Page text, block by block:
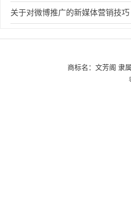
关于对微博推广的新媒体营销技巧
商标名：文芳阁 隶